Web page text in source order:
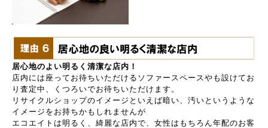
居心地のよい明るく清潔な店内！
店内には座ってお待ちいただけるソファースペースやも設けてお
り査定中、くつろいでお待ちいただけます。
リサイクルショップのイメージといえば暗い、汚いというような
イメージをお持ちかもしれませんが
エコエイトは明るく、綺麗な店内で、女性はもちろん年配のお客